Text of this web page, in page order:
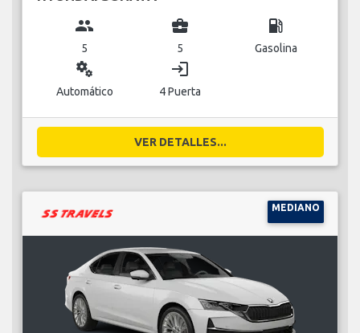
group
5
business_center
5
local_gas_station
Gasolina
miscellaneous_services
Automático
login
4 Puerta
VER DETALLES...
MEDIANO